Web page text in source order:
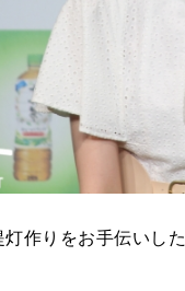
作りをお手伝いし